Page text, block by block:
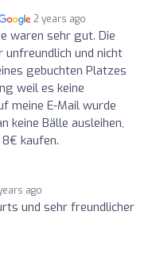
2 years ago
waren sehr gut. Die
unfreundlich und nicht
gebuchten Platzes
weil es keine
meine E-Mail wurde
keine Bälle ausleihen,
kaufen.
ago
und sehr freundlicher